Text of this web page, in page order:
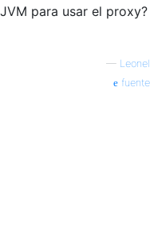
para usar el proxy?
— Leonel
fuente